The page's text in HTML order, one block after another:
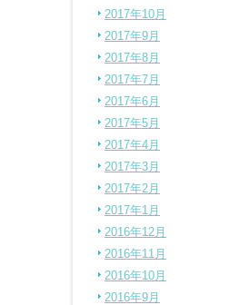
2017年10月
2017年9月
2017年8月
2017年7月
2017年6月
2017年5月
2017年4月
2017年3月
2017年2月
2017年1月
2016年12月
2016年11月
2016年10月
2016年9月